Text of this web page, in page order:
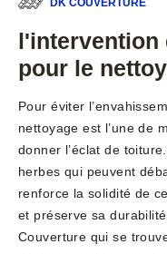
DK COUVERTURE
l'intervention
pour le
Pour éviter
nettoyage est l’une de
donner l’éclat de
herbes qui peuvent
renforce la solidité de
et préserve sa
Couverture qui se